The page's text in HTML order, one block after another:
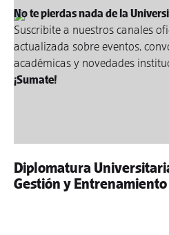
No te pierdas nada de la
Suscribite a nuestros canales
actualizada sobre eventos,
académicas y novedades
¡Sumate!
Diplomatura
Gestión y